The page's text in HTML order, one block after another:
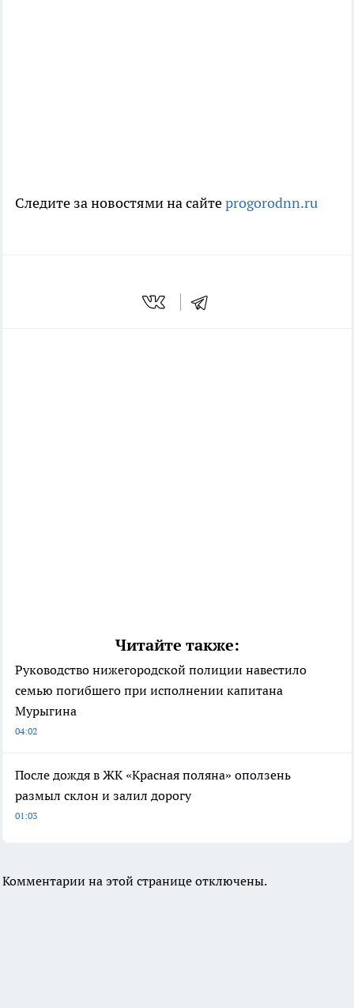
Следите за новостями на сайтеprogorodnn.ru
Читайте также:
Руководство нижегородской полиции навестило
семью погибшего при исполнении капитана
Мурыгина
04:02
После дождя в ЖК «Красная поляна» оползень
размыл склон и залил дорогу
01:03
Комментарии на этой странице отключены.